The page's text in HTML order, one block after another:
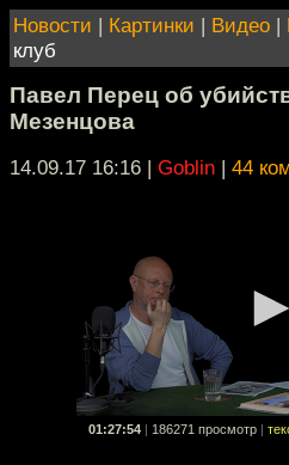
Новости | Картинки | Видео |
клуб
Павел Перец об
Мезенцова
14.09.17 16:16 | Goblin | 44
01:27:54 186271 просмотр